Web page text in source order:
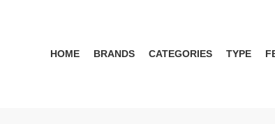
HOME BRANDS CATEGORIES TYPE